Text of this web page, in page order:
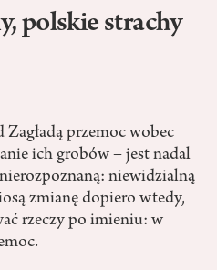
polskie strachy
przemoc wobec
ich grobów – jest nadal
niewidzialną
zmianę dopiero wtedy,
rzeczy po imieniu: w